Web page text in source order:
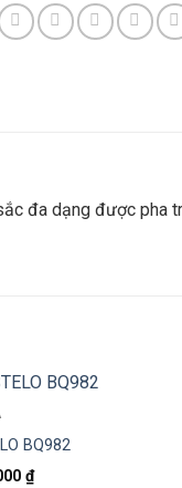
đa dạng được pha
BQ982
₫